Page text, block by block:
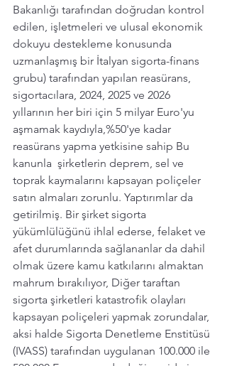
Bakanlığı tarafından doğrudan kontrol
edilen, işletmeleri ve ulusal ekonomik
dokuyu destekleme konusunda
uzmanlaşmış bir İtalyan sigorta-finans
grubu) tarafından yapılan reasürans,
sigortacılara, 2024, 2025 ve 2026
yıllarının her biri için 5 milyar Euro'yu
aşmamak kaydıyla,%50'ye kadar
reasürans yapma yetkisine sahip Bu
kanunla  şirketlerin deprem, sel ve
toprak kaymalarını kapsayan poliçeler
satın almaları zorunlu. Yaptırımlar da
getirilmiş. Bir şirket sigorta
yükümlülüğünü ihlal ederse, felaket ve
afet durumlarında sağlananlar da dahil
olmak üzere kamu katkılarını almaktan
mahrum bırakılıyor, Diğer taraftan
sigorta şirketleri katastrofik olayları
kapsayan poliçeleri yapmak zorundalar,
aksi halde Sigorta Denetleme Enstitüsü
(IVASS) tarafından uygulanan 100.000 ile